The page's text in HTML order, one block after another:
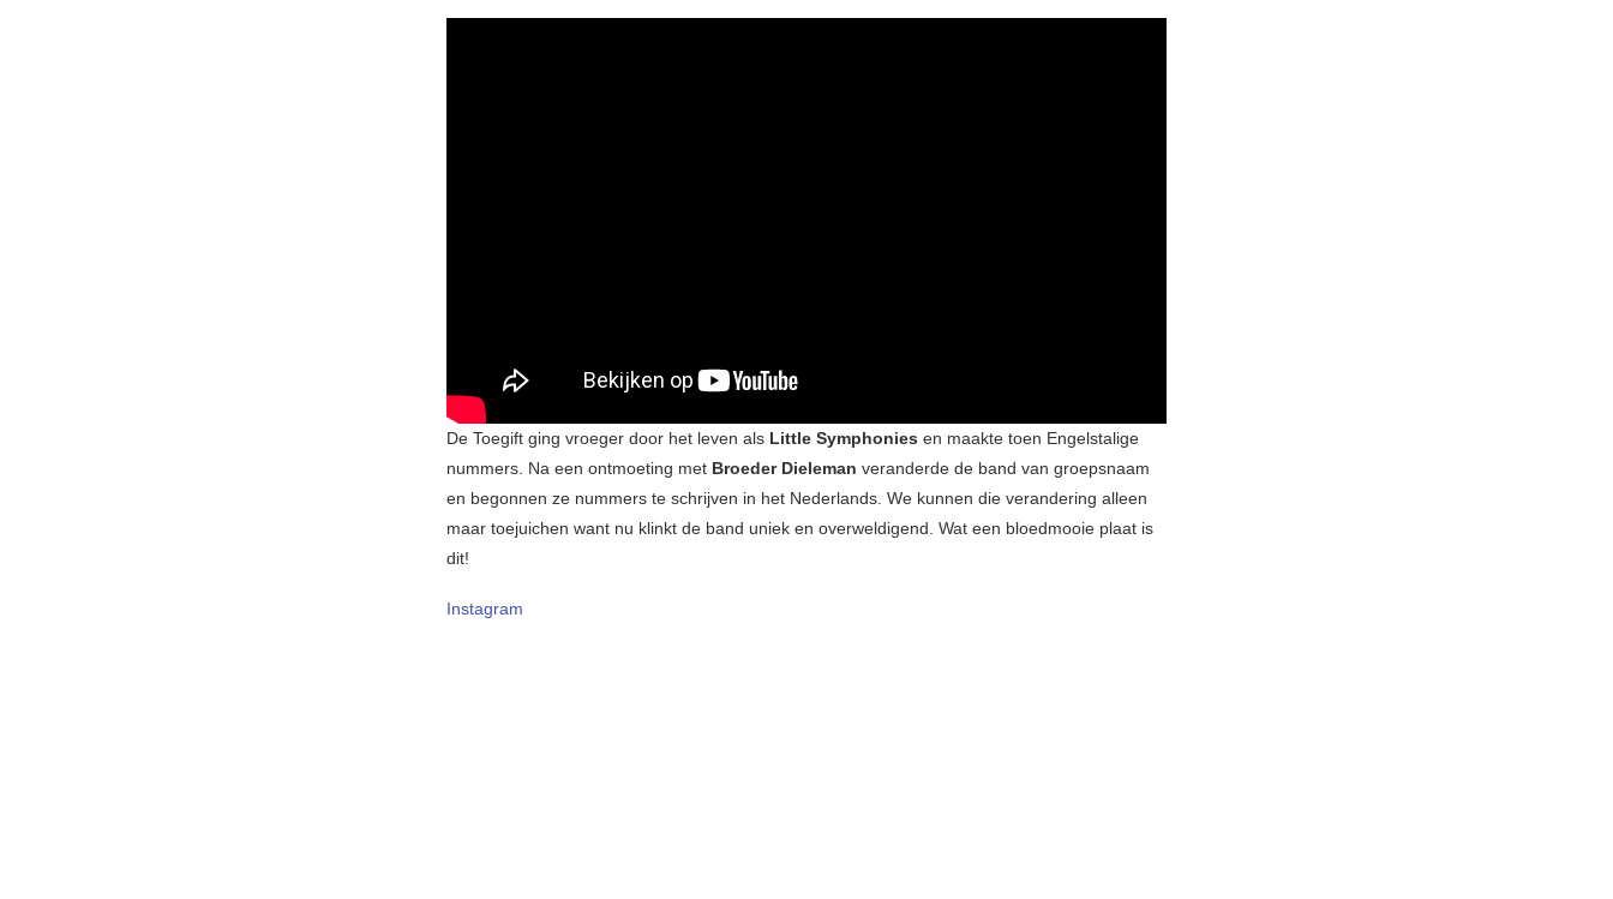
De Toegift ging vroeger door het leven als Little Symphonies en maakte toen Engelstalige
nummers. Na een ontmoeting met Broeder Dieleman veranderde de band van groepsnaam
en begonnen ze nummers te schrijven in het Nederlands. We kunnen die verandering alleen
maar toejuichen want nu klinkt de band uniek en overweldigend. Wat een bloedmooie plaat is
dit!
Instagram